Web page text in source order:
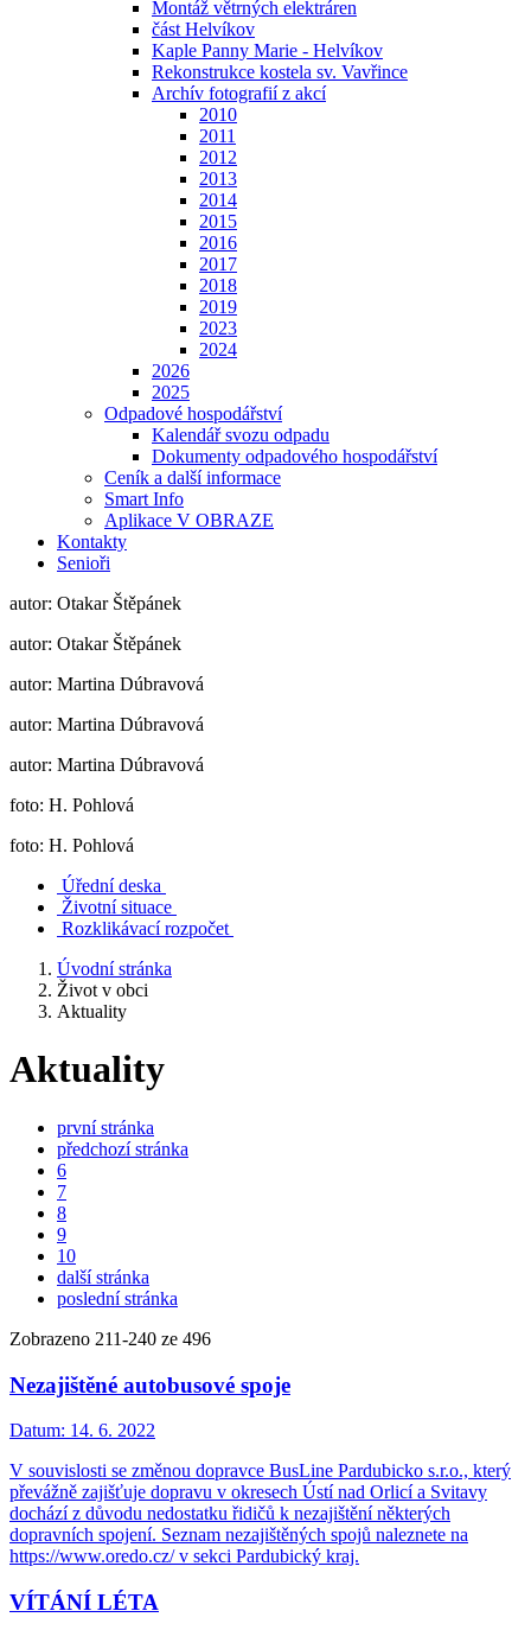
Montáž větrných elektráren
část Helvíkov
Kaple Panny Marie - Helvíkov
Rekonstrukce kostela sv. Vavřince
Archív fotografií z akcí
2010
2011
2012
2013
2014
2015
2016
2017
2018
2019
2023
2024
2026
2025
Odpadové hospodářství
Kalendář svozu odpadu
Dokumenty odpadového hospodářství
Ceník a další informace
Smart Info
Aplikace V OBRAZE
Kontakty
Senioři
autor: Otakar Štěpánek
autor: Otakar Štěpánek
autor: Martina Dúbravová
autor: Martina Dúbravová
autor: Martina Dúbravová
foto: H. Pohlová
foto: H. Pohlová
Úřední deska
Životní situace
Rozklikávací rozpočet
Úvodní stránka
Život v obci
Aktuality
Aktuality
první stránka
předchozí stránka
6
7
8
9
10
další stránka
poslední stránka
Zobrazeno 211-240 ze 496
Nezajištěné autobusové spoje
Datum: 14. 6. 2022
V souvislosti se změnou dopravce BusLine Pardubicko s.r.o., který
převážně zajišťuje dopravu v okresech Ústí nad Orlicí a Svitavy
dochází z důvodu nedostatku řidičů k nezajištění některých
dopravních spojení. Seznam nezajištěných spojů naleznete na
https://www.oredo.cz/ v sekci Pardubický kraj.
VÍTÁNÍ LÉTA